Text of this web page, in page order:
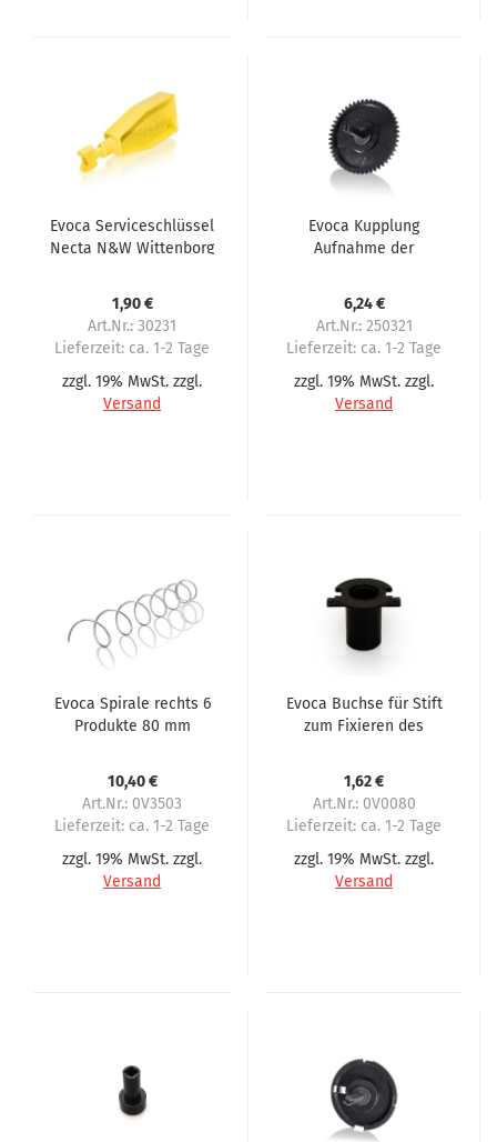
Evoca Serviceschlüssel
Necta N&W Wittenborg
1,90 €
Art.Nr.: 30231
Lieferzeit: ca. 1-2 Tage
zzgl. 19% MwSt. zzgl.
Versand
Evoca Kupplung
Aufnahme der
6,24 €
Art.Nr.: 250321
Lieferzeit: ca. 1-2 Tage
zzgl. 19% MwSt. zzgl.
Versand
Evoca Spirale rechts 6
Produkte 80 mm
10,40 €
Art.Nr.: 0V3503
Lieferzeit: ca. 1-2 Tage
zzgl. 19% MwSt. zzgl.
Versand
Evoca Buchse für Stift
zum Fixieren des
1,62 €
Art.Nr.: 0V0080
Lieferzeit: ca. 1-2 Tage
zzgl. 19% MwSt. zzgl.
Versand